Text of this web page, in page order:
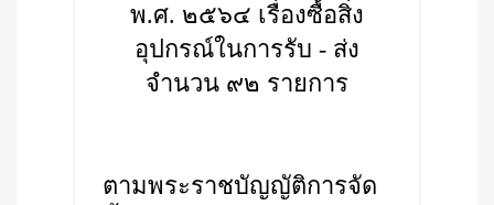
พ.ศ. ๒๕๖๔ เรื่องซื้อสิ่ง
อุปกรณ์ในการรับ - ส่ง
จำนวน ๙๒ รายการ
ตามพระราชบัญญัติการจัด